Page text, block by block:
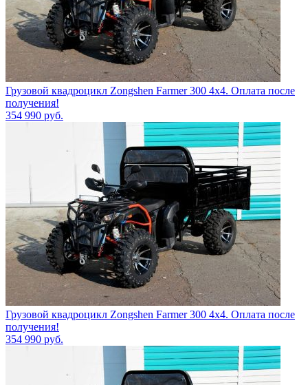
Грузовой квадроцикл Zongshen Farmer 300 4х4. Оплата после
получения!
354 990 руб.
Грузовой квадроцикл Zongshen Farmer 300 4х4. Оплата после
получения!
354 990 руб.